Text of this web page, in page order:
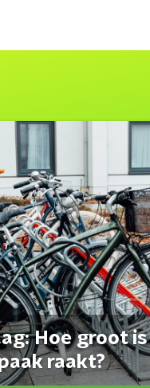
Hoe groot
raakt?